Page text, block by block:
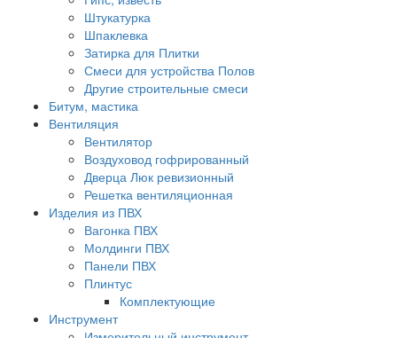
Штукатурка
Шпаклевка
Затирка для Плитки
Смеси для устройства Полов
Другие строительные смеси
Битум, мастика
Вентиляция
Вентилятор
Воздуховод гофрированный
Дверца Люк ревизионный
Решетка вентиляционная
Изделия из ПВХ
Вагонка ПВХ
Молдинги ПВХ
Панели ПВХ
Плинтус
Комплектующие
Инструмент